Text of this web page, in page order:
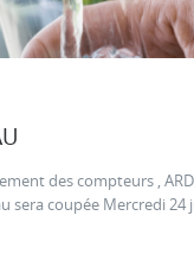
des compteurs ,
sera coupée Mercredi 24